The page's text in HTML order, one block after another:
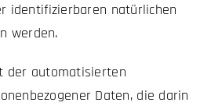
identifizierbaren natürlichen
werden.
der automatisierten
Daten, die darin